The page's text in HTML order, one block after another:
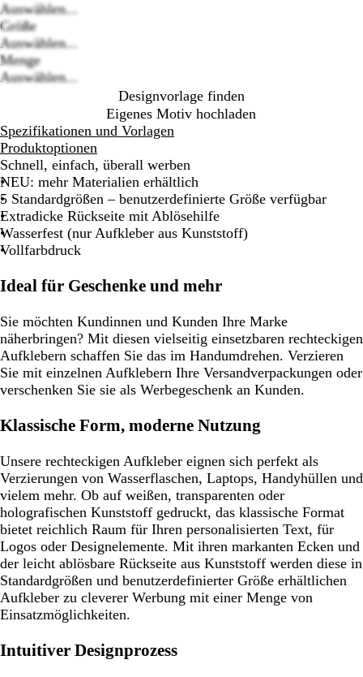
Auswählen...
Größe
Auswählen...
Menge
Auswählen...
Designvorlage finden
Eigenes Motiv hochladen
Spezifikationen und Vorlagen
Produktoptionen
Schnell, einfach, überall werben
NEU: mehr Materialien erhältlich
5 Standardgrößen – benutzerdefinierte Größe verfügbar
Extradicke Rückseite mit Ablösehilfe
Wasserfest (nur Aufkleber aus Kunststoff)
Vollfarbdruck
Ideal für Geschenke und mehr
Sie möchten Kundinnen und Kunden Ihre Marke
näherbringen? Mit diesen vielseitig einsetzbaren rechteckigen
Aufklebern schaffen Sie das im Handumdrehen. Verzieren
Sie mit einzelnen Aufklebern Ihre Versandverpackungen oder
verschenken Sie sie als Werbegeschenk an Kunden.
Klassische Form, moderne Nutzung
Unsere rechteckigen Aufkleber eignen sich perfekt als
Verzierungen von Wasserflaschen, Laptops, Handyhüllen und
vielem mehr. Ob auf weißen, transparenten oder
holografischen Kunststoff gedruckt, das klassische Format
bietet reichlich Raum für Ihren personalisierten Text, für
Logos oder Designelemente. Mit ihren markanten Ecken und
der leicht ablösbare Rückseite aus Kunststoff werden diese in
Standardgrößen und benutzerdefinierter Größe erhältlichen
Aufkleber zu cleverer Werbung mit einer Menge von
Einsatzmöglichkeiten.
Intuitiver Designprozess